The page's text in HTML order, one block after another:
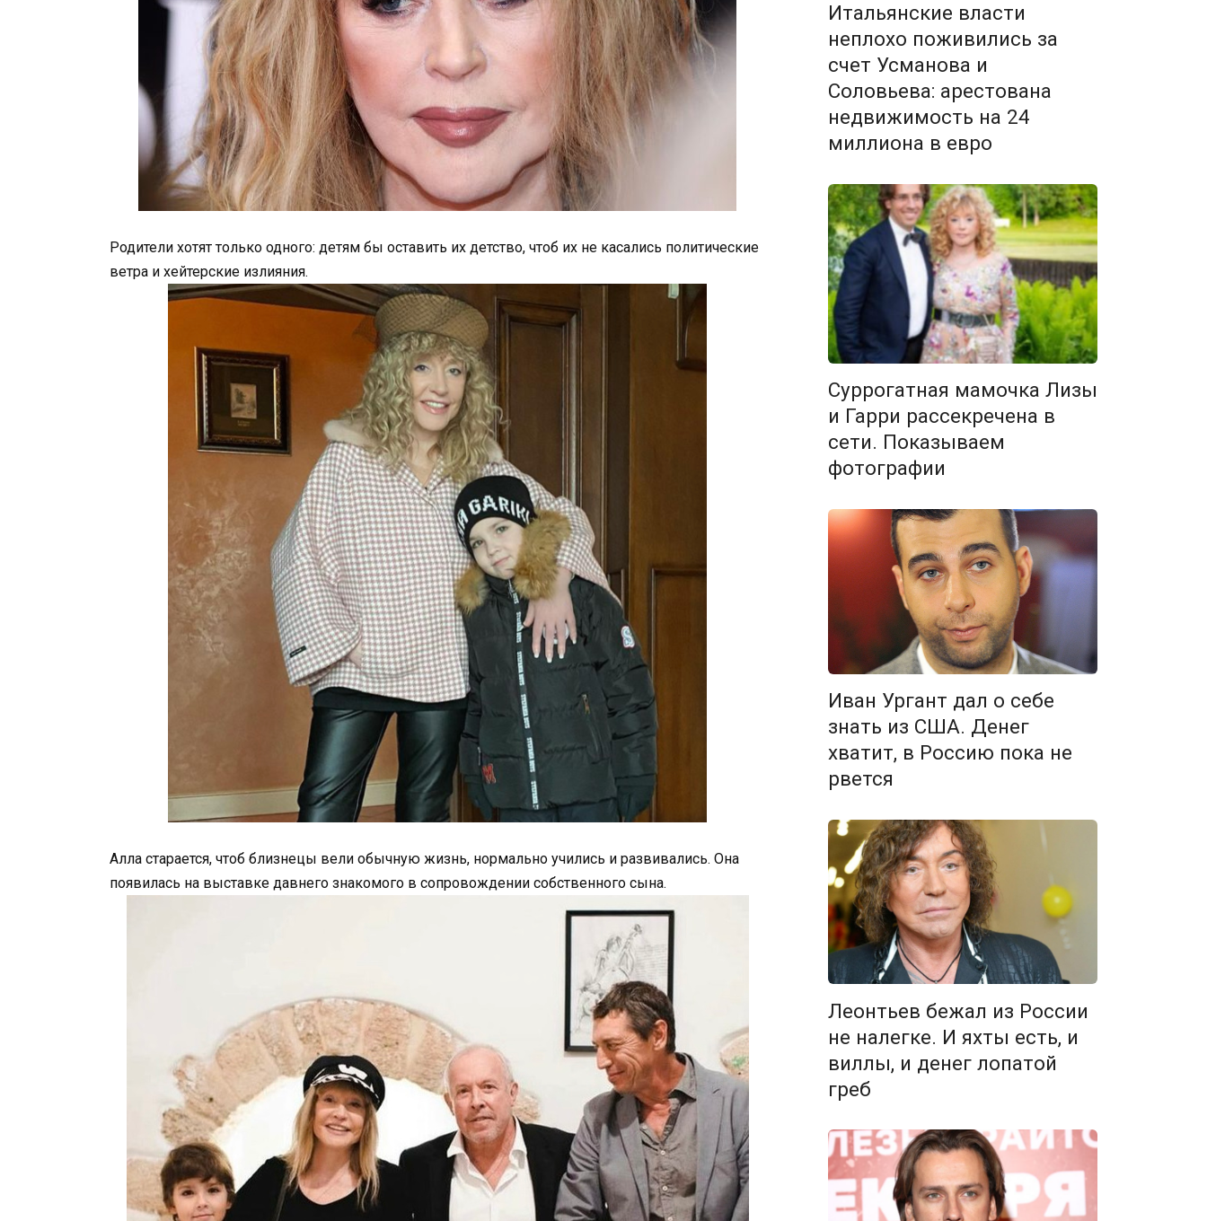
Родители хотят только одного: детям бы оставить их детство, чтоб их не касались политические
ветра и хейтерские излияния.
Алла старается, чтоб близнецы вели обычную жизнь, нормально учились и развивались. Она
появилась на выставке давнего знакомого в сопровождении собственного сына.
Итальянские власти
неплохо поживились за
счет Усманова и
Соловьева: арестована
недвижимость на 24
миллиона в евро
Суррогатная мамочка Лизы
и Гарри рассекречена в
сети. Показываем
фотографии
Иван Ургант дал о себе
знать из США. Денег
хватит, в Россию пока не
рвется
Леонтьев бежал из России
не налегке. И яхты есть, и
виллы, и денег лопатой
греб